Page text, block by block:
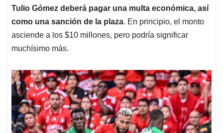
Tulio Gómez deberá pagar una multa económica, así
como una sanción de la plaza. En principio, el monto
asciende a los $10 millones, pero podría significar
muchísimo más.